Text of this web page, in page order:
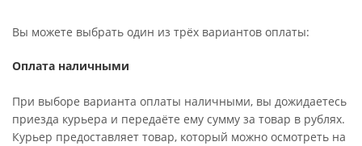
Вы можете выбрать один из трёх вариантов оплаты:
Оплата наличными
При выборе варианта оплаты наличными, вы дожидаетесь
приезда курьера и передаёте ему сумму за товар в рублях.
Курьер предоставляет товар, который можно осмотреть на